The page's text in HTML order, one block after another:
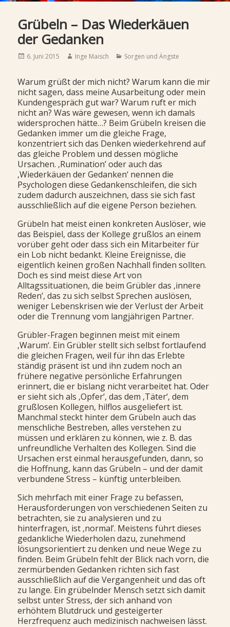
Grübeln – Das Wiederkäuen
der Gedanken
Posted
6. Juni 2015 Author
Inge Maisch Categories
Sorgen und Ängste
Warum grüßt der mich nicht? Warum kann die mir
nicht sagen, dass meine Ausarbeitung oder mein
Kundengespräch gut war? Warum ruft er mich
nicht an? Was wäre gewesen, wenn ich damals
widersprochen hätte…? Beim Grübeln kreisen die
Gedanken immer um die gleiche Frage,
konzentriert sich das Denken wiederkehrend auf
das gleiche Problem und dessen mögliche
Ursachen. ‚Rumination’ oder auch das
‚Wiederkäuen der Gedanken‘ nennen die
Psychologen diese Gedankenschleifen, die sich
zudem dadurch auszeichnen, dass sie sich fast
ausschließlich auf die eigene Person beziehen.
Grübeln hat meist einen konkreten Auslöser, wie
das Beispiel, dass der Kollege grußlos an einem
vorüber geht oder dass sich ein Mitarbeiter für
ein Lob nicht bedankt. Kleine Ereignisse, die
eigentlich keinen großen Nachhall finden sollten.
Doch es sind meist diese Art von
Alltagssituationen, die beim Grübler das ‚innere
Reden’, das zu sich selbst Sprechen auslösen,
weniger Lebenskrisen wie der Verlust der Arbeit
oder die Trennung vom langjährigen Partner.
Grübler-Fragen beginnen meist mit einem
‚Warum‘. Ein Grübler stellt sich selbst fortlaufend
die gleichen Fragen, weil für ihn das Erlebte
ständig präsent ist und ihn zudem noch an
frühere negative persönliche Erfahrungen
erinnert, die er bislang nicht verarbeitet hat. Oder
er sieht sich als ‚Opfer‘, das dem ‚Täter‘, dem
grußlosen Kollegen, hilflos ausgeliefert ist.
Manchmal steckt hinter dem Grübeln auch das
menschliche Bestreben, alles verstehen zu
müssen und erklären zu können, wie z. B. das
unfreundliche Verhalten des Kollegen. Sind die
Ursachen erst einmal herausgefunden, dann, so
die Hoffnung, kann das Grübeln – und der damit
verbundene Stress – künftig unterbleiben.
Sich mehrfach mit einer Frage zu befassen,
Herausforderungen von verschiedenen Seiten zu
betrachten, sie zu analysieren und zu
hinterfragen, ist ‚normal’. Meistens führt dieses
gedankliche Wiederholen dazu, zunehmend
lösungsorientiert zu denken und neue Wege zu
finden. Beim Grübeln fehlt der Blick nach vorn, die
zermürbenden Gedanken richten sich fast
ausschließlich auf die Vergangenheit und das oft
zu lange. Ein grübelnder Mensch setzt sich damit
selbst unter Stress, der sich anhand von
erhöhtem Blutdruck und gesteigerter
Herzfrequenz auch medizinisch nachweisen lässt.